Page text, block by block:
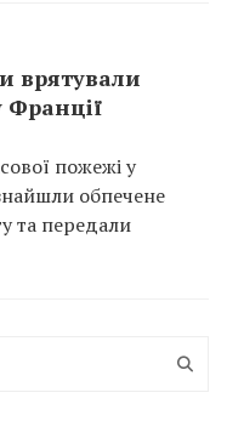
врятували
Франції
пожежі у
обпечене
та передали